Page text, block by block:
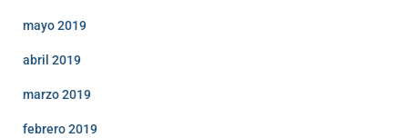
mayo 2019
abril 2019
marzo 2019
febrero 2019